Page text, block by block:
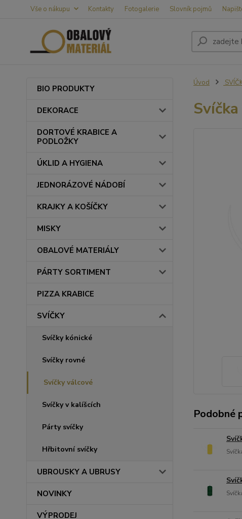
Vše o nákupu Kontakty Fotogalerie Slovník pojmů
BIO PRODUKTY
DEKORACE
DORTOVÉ KRABICE A
PODLOŽKY
ÚKLID A HYGIENA
JEDNORÁZOVÉ NÁDOBÍ
KRAJKY A KOŠÍČKY
MISKY
OBALOVÉ MATERIÁLY
PÁRTY SORTIMENT
PIZZA KRABICE
SVÍČKY
Svíčky kónické
Svíčky rovné
Svíčky válcové
Svíčky v kalíšcích
Párty svíčky
Hřbitovní svíčky
UBROUSKY A UBRUSY
NOVINKY
VÝPRODEJ
Úvod
Podobné